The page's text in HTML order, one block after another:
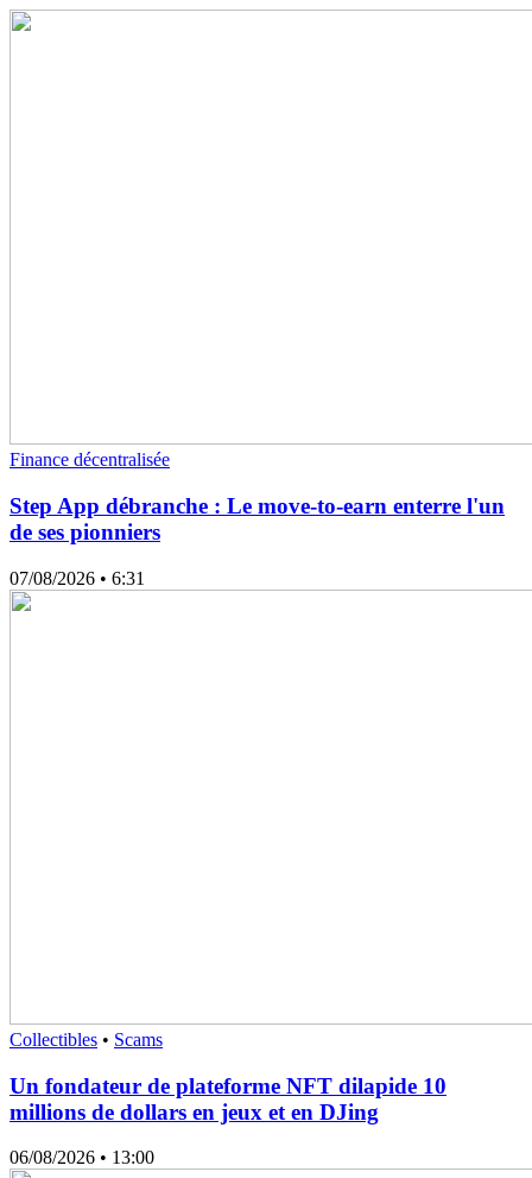
Finance décentralisée
Step App débranche : Le move-to-earn enterre l'un
de ses pionniers
07/08/2026 • 6:31
Collectibles • Scams
Un fondateur de plateforme NFT dilapide 10
millions de dollars en jeux et en DJing
06/08/2026 • 13:00